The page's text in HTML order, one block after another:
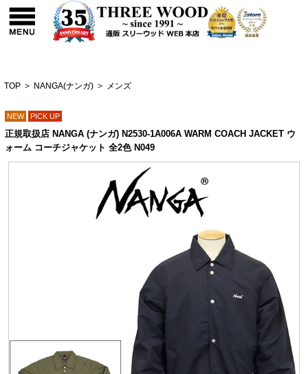
TOP > NANGA(ナンガ) > メンズ
NEW PICK UP
正規取扱店 NANGA (ナンガ) N2530-1A006A WARM COACH JACKET ウ
ォーム コーチジャケット 全2色 N049